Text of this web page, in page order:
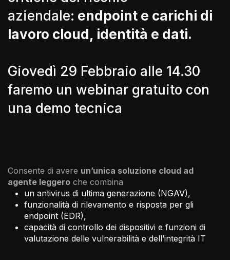
aziendale: endpoint e carichi di
lavoro cloud, identità e dati.
Giovedì 29 Febbraio alle 14.30
faremo un webinar gratuito con
una demo tecnica
Consente di avere un’unica soluzione cloud ad
agente leggero che combina
un antivirus di ultima generazione (NGAV),
funzionalità di rilevamento e risposta per gli
endpoint (EDR),
capacità di controllo dei dispositivi e funzioni di
valutazione delle vulnerabilità e dell’integrità IT